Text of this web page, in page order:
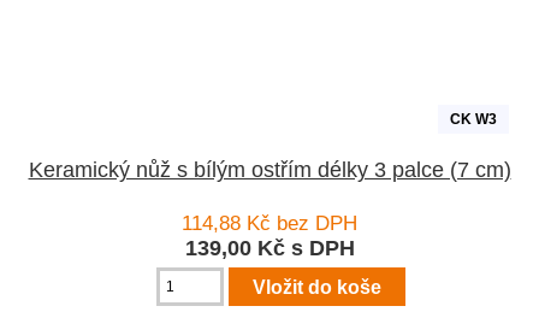
CK W3
Keramický nůž s bílým ostřím délky 3 palce (7 cm)
114,88 Kč bez DPH
139,00 Kč s DPH